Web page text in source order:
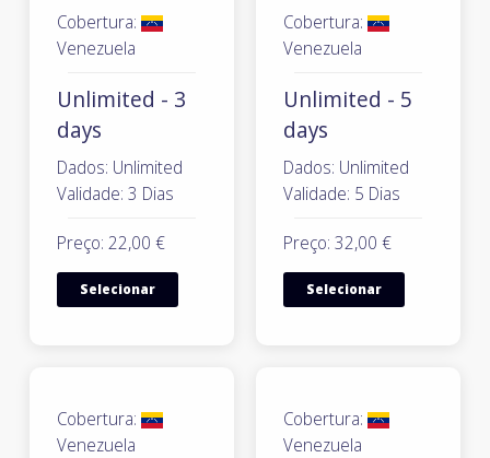
Cobertura:
Venezuela
Unlimited - 3
days
Dados: Unlimited
Validade: 3 Dias
Preço: 22,00 €
Selecionar
Cobertura:
Venezuela
Unlimited - 5
days
Dados: Unlimited
Validade: 5 Dias
Preço: 32,00 €
Selecionar
Cobertura:
Venezuela
Cobertura:
Venezuela